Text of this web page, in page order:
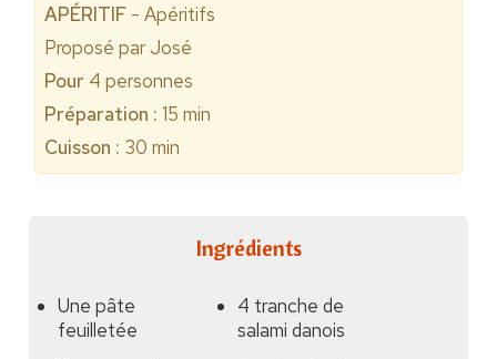
APÉRITIF - Apéritifs
Proposé parJosé
Pour 4 personnes
Préparation : 15 min
Cuisson : 30 min
Ingrédients
Une pâte
feuilletée
4 tranche de
salami danois